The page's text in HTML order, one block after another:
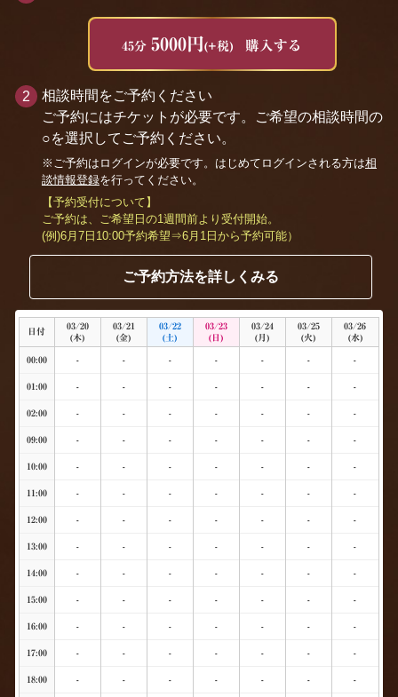
45分5000円(+税) 購入する
相談時間をご予約ください
ご予約にはチケットが必要です。ご希望の相談時間の
○を選択してご予約ください。
※ご予約はログインが必要です。はじめてログインされる方は相
談情報登録を行ってください。
【予約受付について】
ご予約は、ご希望日の1週間前より受付開始。
(例)6月7日10:00予約希望⇒6月1日から予約可能）
ご予約方法を詳しくみる
日付
03/20
(木)
03/21
(金)
03/22
(土)
03/23
(日)
03/24
(月)
03/25
(火)
03/26
(水)
00:00 - - - - - - -
01:00 - - - - - - -
02:00 - - - - - - -
09:00 - - - - - - -
10:00 - - - - - - -
11:00 - - - - - - -
12:00 - - - - - - -
13:00 - - - - - - -
14:00 - - - - - - -
15:00 - - - - - - -
16:00 - - - - - - -
17:00 - - - - - - -
18:00 - - - - - - -